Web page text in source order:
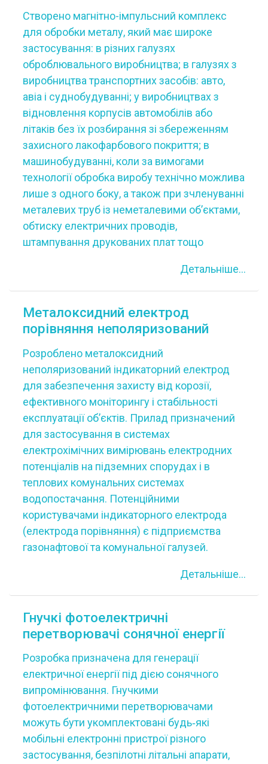
Створено магнітно-імпульсний комплекс
для обробки металу, який має широке
застосування: в різних галузях
оброблювального виробництва; в галузях з
виробництва транспортних засобів: авто,
авіа і суднобудуванні; у виробництвах з
відновлення корпусів автомобілів або
літаків без їх розбирання зі збереженням
захисного лакофарбового покриття; в
машинобудуванні, коли за вимогами
технології обробка виробу технічно можлива
лише з одного боку, а також при зчленуванні
металевих труб із неметалевими об’єктами,
обтиску електричних проводів,
штампування друкованих плат тощо
Детальніше...
Металоксидний електрод
порівняння неполяризований
Розроблено металоксидний
неполяризований індикаторний електрод
для забезпечення захисту від корозії,
ефективного моніторингу і стабільності
експлуатації об’єктів. Прилад призначений
для застосування в системах
електрохімічних вимірювань електродних
потенціалів на підземних спорудах і в
теплових комунальних системах
водопостачання. Потенційними
користувачами індикаторного електрода
(електрода порівняння) є підприємства
газонафтової та комунальної галузей.
Детальніше...
Гнучкі фотоелектричні
перетворювачі сонячної енергії
Розробка призначена для генерації
електричної енергії під дією сонячного
випромінювання. Гнучкими
фотоелектричними перетворювачами
можуть бути укомплектовані будь‐які
мобільні електронні пристрої різного
застосування, безпілотні літальні апарати,